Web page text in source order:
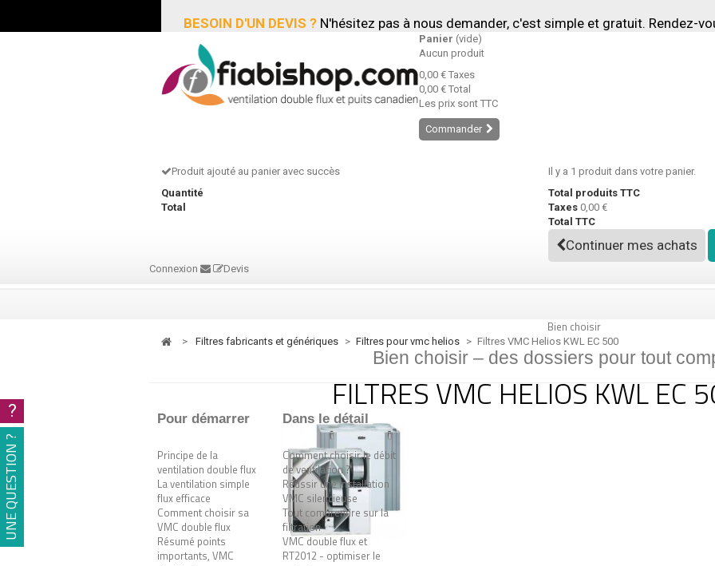
BESOIN D'UN DEVIS ? N'hésitez pas à nous demander, c'est simple et gratuit. Rendez-
Panier (vide)
Aucun produit
0,00 € Taxes
0,00 € Total
Les prix sont TTC
Commander
Produit ajouté au panier avec succès
Quantité
Total
Il y a 1 produit dans votre panier.
Total produits TTC
Taxes 0,00 €
Total TTC
Continuer mes achats
Connexion Devis
Bien choisir
Bien choisir – des dossiers pour tout
Pour démarrer
Principe de la
ventilation double flux
La ventilation simple
flux efficace
Comment choisir sa
VMC double flux
Résumé points
importants, VMC
Dans le détail
Comment choisir le débit
de ventilation ?
Réussir une installation
VMC silencieuse
Tout comprendre sur la
filtration
VMC double flux et
RT2012 - optimiser le
> filtres fabricants et génériques > filtres pour vmc helios > Filtres VMC Helios KWL EC 500
FILTRES VMC HELIOS KWL EC
?
UNE QUESTION ?